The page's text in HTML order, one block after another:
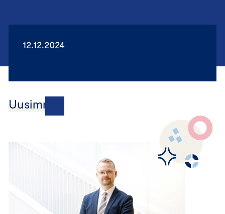
12.12.2024
Uusimmat